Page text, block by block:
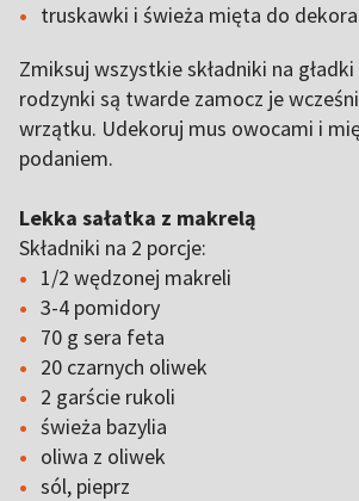
truskawki i świeża mięta do
Zmiksuj wszystkie składniki na
rodzynki są twarde zamocz je
wrzątku. Udekoruj mus owocami i
podaniem.
Lekka sałatka z makrelą
Składniki na 2 porcje:
1/2 wędzonej makreli
3-4 pomidory
70 g sera feta
20 czarnych oliwek
2 garście rukoli
świeża bazylia
oliwa z oliwek
sól, pieprz